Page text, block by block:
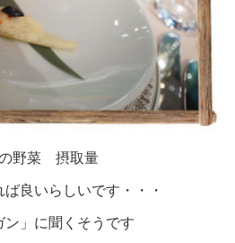
野菜 摂取量
良いらしいです・・・
ン」に聞くそうです